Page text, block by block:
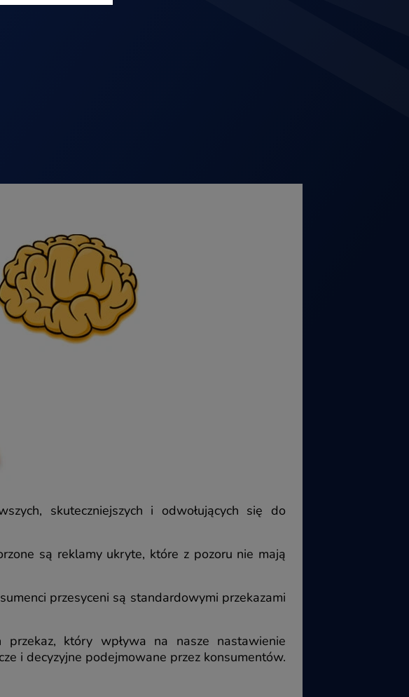
skuteczniejszych i odwołujących się do
są reklamy ukryte, które z pozoru nie mają
przesyceni są standardowymi przekazami
który wpływa na nasze nastawienie
i decyzyjne podejmowane przez konsumentów.